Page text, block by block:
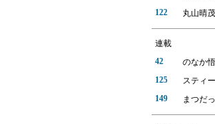
122
丸山晴
連載
42
のなか
125
スティ
149
まつだ